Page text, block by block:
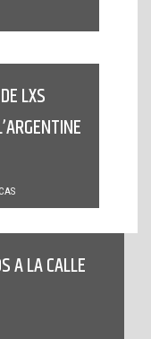
LXS
A LA CALLE